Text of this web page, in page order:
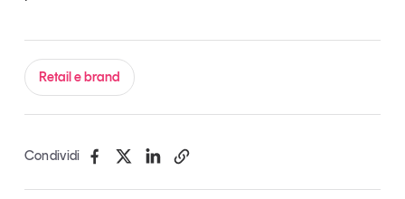
Retail e brand
Condividi